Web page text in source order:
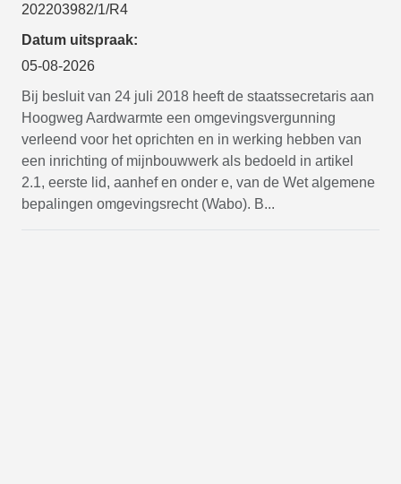
202203982/1/R4
Datum uitspraak:
05-08-2026
Bij besluit van 24 juli 2018 heeft de staatssecretaris aan
Hoogweg Aardwarmte een omgevingsvergunning
verleend voor het oprichten en in werking hebben van
een inrichting of mijnbouwwerk als bedoeld in artikel
2.1, eerste lid, aanhef en onder e, van de Wet algemene
bepalingen omgevingsrecht (Wabo). B...